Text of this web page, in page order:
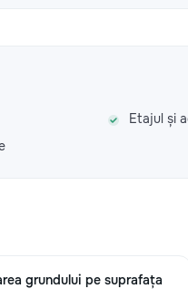
Etajul și
grundului pe suprafața